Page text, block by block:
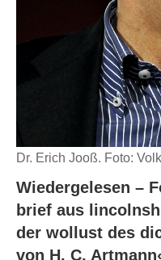
Dr. Erich Jooß. Foto:
Wiedergelesen –
brief aus
der wollust des
von H. C.